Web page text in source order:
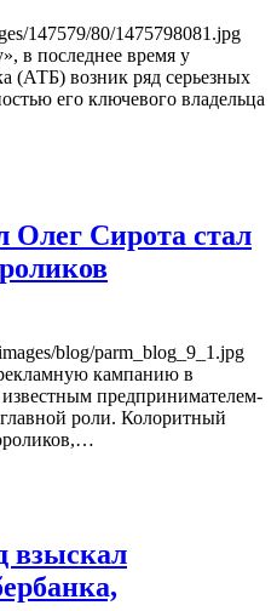
147579/80/1475798081.jpg
в последнее время у
(АТБ) возник ряд серьезных
его ключевого владельца
Олег Сирота стал
blog/parm_blog_9_1.jpg
кампанию в
предпринимателем-
роли. Колоритный
взыскал